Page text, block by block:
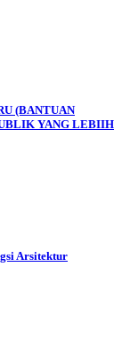
(BANTUAN
YANG LEBIIH
Arsitektur